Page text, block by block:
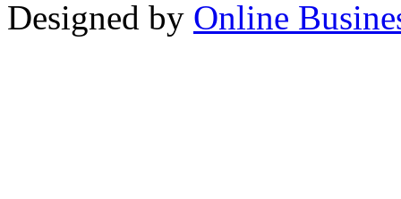
Designed by Online